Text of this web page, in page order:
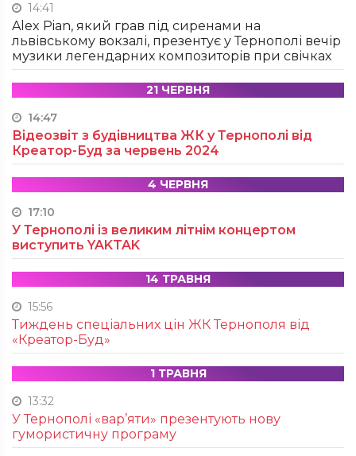
14:41
Alex Pian, який грав під сиренами на
львівському вокзалі, презентує у Тернополі вечір
музики легендарних композиторів при свічках
21 ЧЕРВНЯ
14:47
Відеозвіт з будівництва ЖК у Тернополі від
Креатор-Буд за червень 2024
4 ЧЕРВНЯ
17:10
У Тернополі із великим літнім концертом
виступить YAKTAK
14 ТРАВНЯ
15:56
Тиждень спеціальних цін ЖК Тернополя від
«Креатор-Буд»
1 ТРАВНЯ
13:32
У Тернополі «вар’яти» презентують нову
гумористичну програму